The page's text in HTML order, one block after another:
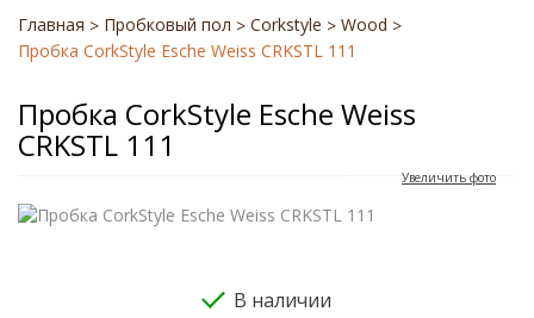
Главная > Пробковый пол > Corkstyle > Wood >
Пробка CorkStyle Esche Weiss CRKSTL 111
Пробка CorkStyle Esche Weiss
CRKSTL 111
Увеличить фото
В наличии